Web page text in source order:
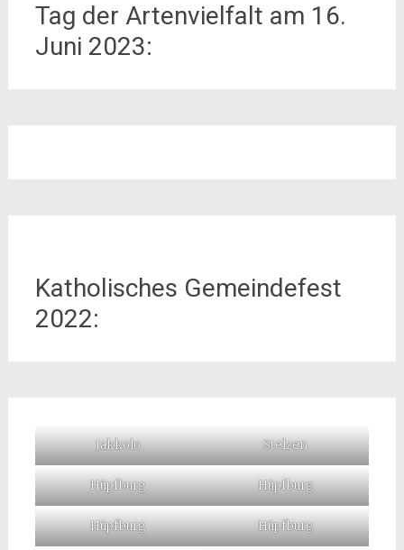
Tag der Artenvielfalt am 16.
Juni 2023:
Katholisches Gemeindefest
2022:
Jakkolo Stelzen
Hüpfburg Hüpfburg
Hüpfburg Hüpfburg